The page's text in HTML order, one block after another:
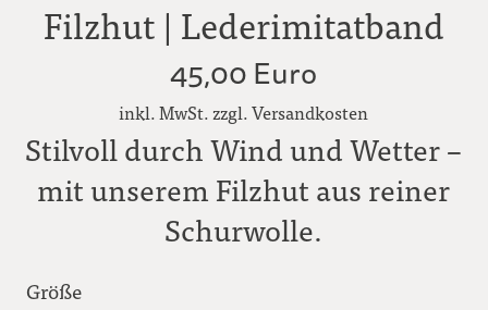
Filzhut | Lederimitatband
45,00 Euro
inkl. MwSt. zzgl. Versandkosten
Stilvoll durch Wind und Wetter –
mit unserem Filzhut aus reiner
Schurwolle.
Größe